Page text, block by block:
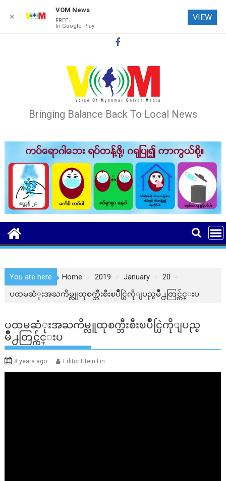
Bringing Balance Back To Local News
You are here Home 2019 January
20
ပထမဆံုးအႀကိမ္လူထုစက္ဘီးစီးၿပိဳင္ပြဲကိုျပည္ၿမိဳ႕တြင္က်င္းပ
ပထမဆံုးအႀကိမ္လူထုစက္ဘီးစီးၿပိဳင္ပြဲကိုျပည္ၿ
မိဳ႕တြင္က်င္းပ
8 years ago Editor Htein Lin
✕
VOM News
FREE
In Google Play
VIEW